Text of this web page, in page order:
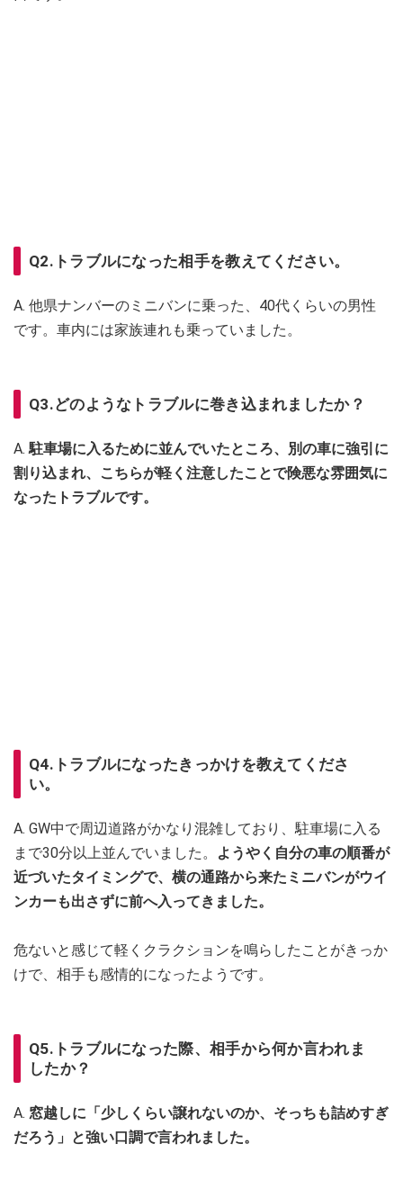
Q2.トラブルになった相手を教えてください。
A. 他県ナンバーのミニバンに乗った、40代くらいの男性
です。車内には家族連れも乗っていました。
Q3.どのようなトラブルに巻き込まれましたか？
A.駐車場に入るために並んでいたところ、別の車に強引に
割り込まれ、こちらが軽く注意したことで険悪な雰囲気に
なったトラブルです。
Q4.トラブルになったきっかけを教えてくださ
い。
A. GW中で周辺道路がかなり混雑しており、駐車場に入る
まで30分以上並んでいました。
ようやく自分の車の順番が
近づいたタイミングで、横の通路から来たミニバンがウイ
ンカーも出さずに前へ入ってきました。
危ないと感じて軽くクラクションを鳴らしたことがきっか
けで、相手も感情的になったようです。
Q5.トラブルになった際、相手から何か言われま
したか？
A. 窓越しに「少しくらい譲れないのか、そっちも詰めすぎ
だろう」と強い口調で言われました。